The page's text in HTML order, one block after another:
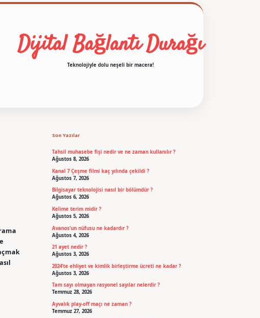
Dijital Bağlantı Durağı
Teknolojiyle dolu neşeli bir macera!
Son Yazılar
Tahsil muhasebe fişi nedir ve ne zaman kullanılır ?
Ağustos 8, 2026
Kanal 7 Çeşme filmi kaç yılında çekildi ?
Ağustos 7, 2026
Bilgisayar teknolojisi nasıl bir bölümdür ?
Ağustos 6, 2026
Kelime terim midir ?
Ağustos 5, 2026
Avanos’un nüfusu ne kadardır ?
Ağustos 4, 2026
21 ayet nedir ?
Ağustos 3, 2026
2024’te ehliyet ve kimlik birleştirme ücreti ne kadar ?
Ağustos 3, 2026
Tam sayı olmayan rasyonel sayılar nelerdir ?
Temmuz 28, 2026
Ayvalık play-off maçı ne zaman ?
Temmuz 27, 2026